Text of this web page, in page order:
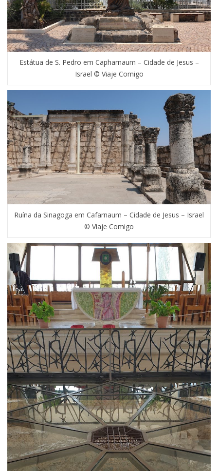
Estátua de S. Pedro em Capharnaum – Cidade de Jesus –
Israel © Viaje Comigo
Ruína da Sinagoga em Cafarnaum – Cidade de Jesus – Israel
© Viaje Comigo